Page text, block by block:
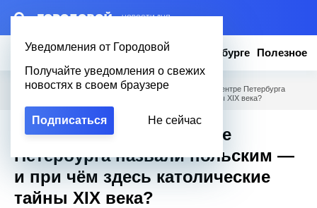
– НОВОСТИ ДНЯ
Уведомления от Городовой
Получайте уведомления о свежих
новостях в своем браузере
Подписаться Не сейчас
Новости Эксклюзив Вопросы о Петербурге Полезное
Городовой Новости Петербурга / Почему этот сад в центре Петербурга
назвали польским — и при чём здесь католические тайны XIX века?
Почему этот сад в центре
Петербурга назвали польским —
и при чём здесь католические
тайны XIX века?